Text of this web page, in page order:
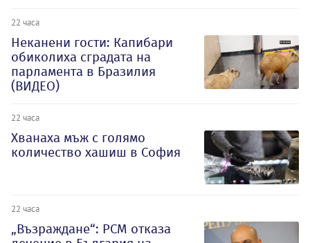
22 часа
Неканени гости: Капибари
обиколиха сградата на
парламента в Бразилия
(ВИДЕО)
22 часа
Хванаха мъж с голямо
количество хашиш в София
22 часа
„Възраждане“: РСМ отказа